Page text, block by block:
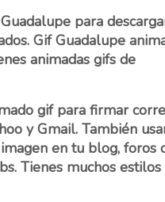
para
Gif Guadalupe
animadas gifs de
gif para firmar
y Gmail. También
en tu blog, foros
Tienes muchos estilos